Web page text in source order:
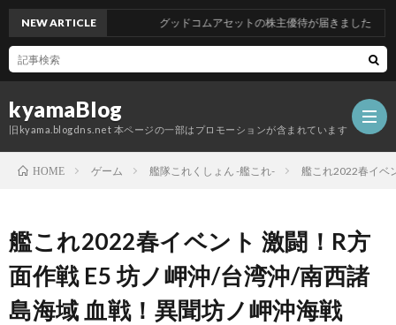
kyamaBlog
旧kyama.blogdns.net 本ページの一部はプロモーションが含まれています
NEW ARTICLEグッドコムアセットの株主優待が届きました
HOME ゲーム 艦隊これくしょん -艦これ- 艦これ2022春イベ
艦これ2022春イベント 激闘！R方
面作戦 E5 坊ノ岬沖/台湾沖/南西諸
島海域 血戦！異聞坊ノ岬沖海戦